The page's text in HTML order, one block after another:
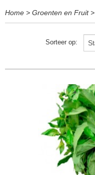
Home > Groenten en Fruit>
Sorteer op: